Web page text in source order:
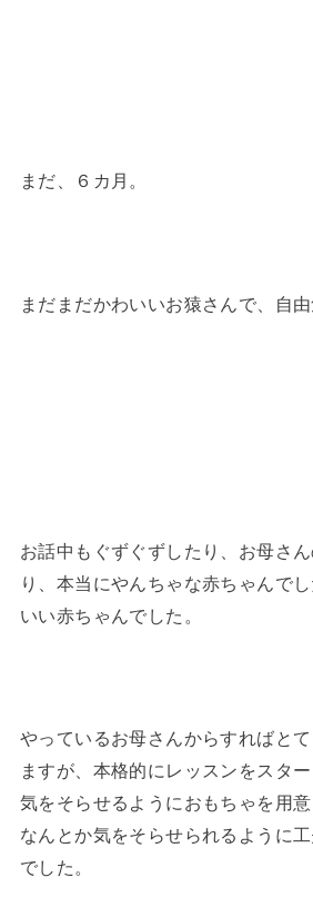
まだ、６カ月。
まだまだかわいいお猿さんで、自由
お話中もぐずぐずしたり、お母さ
り、本当にやんちゃな赤ちゃんで
いい赤ちゃんでした。
やっているお母さんからすればと
ますが、本格的にレッスンをスタ
気をそらせるようにおもちゃを用
なんとか気をそらせられるように
でした。